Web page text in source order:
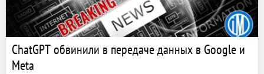
ChatGPT обвинили в передаче данных в Google и
Meta